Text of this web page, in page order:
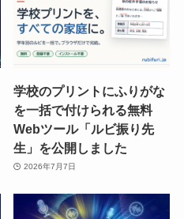
学校のプリントにふりがな
を一括で付けられる無料
Webツール「ルビ振り先
生」を公開しました
2026年7月7日